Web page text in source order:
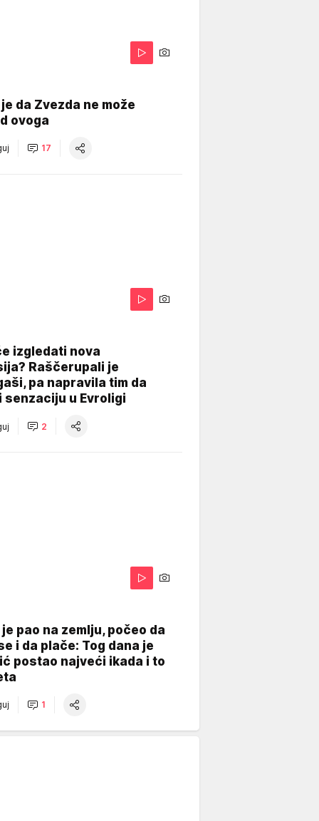
da Zvezda ne može
ovoga
17
izgledati nova
Raščerupali je
pa napravila tim da
senzaciju u Evroligi
2
pao na zemlju, počeo da
i da plače: Tog dana je
postao najveći ikada i to
1